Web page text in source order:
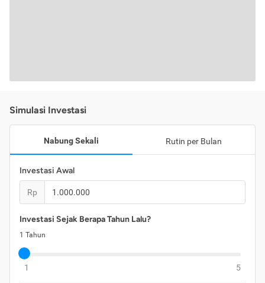
Simulasi Investasi
Nabung Sekali Rutin per Bulan
Investasi Awal
Rp
Investasi Sejak Berapa Tahun Lalu?
1 Tahun
1 5